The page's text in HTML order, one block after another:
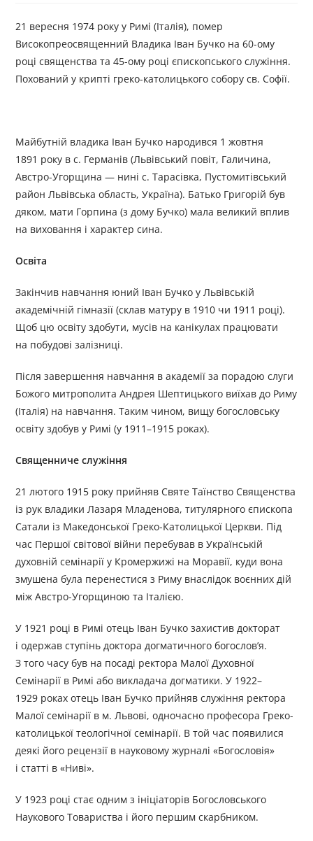
21 вересня 1974 року у Римі (Італія), помер
Високопреосвященний Владика Іван Бучко на 60-ому
році священства та 45-ому році єпископського служіння.
Похований у крипті греко-католицького собору св. Софії.
Майбутній владика Іван Бучко народився 1 жовтня
1891 року в с. Германів (Львівський повіт, Галичина,
Австро-Угорщина — нині с. Тарасівка, Пустомитівський
район Львівська область, Україна). Батько Григорій був
дяком, мати Горпина (з дому Бучко) мала великий вплив
на виховання і характер сина.
Освіта
Закінчив навчання юний Іван Бучко у Львівській
академічній гімназії (склав матуру в 1910 чи 1911 році).
Щоб цю освіту здобути, мусів на канікулах працювати
на побудові залізниці.
Після завершення навчання в академії за порадою слуги
Божого митрополита Андрея Шептицького виїхав до Риму
(Італія) на навчання. Таким чином, вищу богословську
освіту здобув у Римі (у 1911–1915 роках).
Священниче служіння
21 лютого 1915 року прийняв Святе Таїнство Священства
із рук владики Лазаря Младенова, титулярного єпископа
Сатали із Македонської Греко-Католицької Церкви. Під
час Першої світової війни перебував в Українській
духовній семінарії у Кромержижі на Моравії, куди вона
змушена була перенестися з Риму внаслідок воєнних дій
між Австро-Угорщиною та Італією.
У 1921 році в Римі отець Іван Бучко захистив докторат
і одержав ступінь доктора догматичного богослов’я.
З того часу був на посаді ректора Малої Духовної
Семінарії в Римі або викладача догматики. У 1922–
1929 роках отець Іван Бучко прийняв служіння ректора
Малої семінарії в м. Львові, одночасно професора Греко-
католицької теологічної семінарії. В той час появилися
деякі його рецензії в науковому журналі «Богословія»
і статті в «Ниві».
У 1923 році стає одним з ініціаторів Богословського
Наукового Товариства і його першим скарбником.